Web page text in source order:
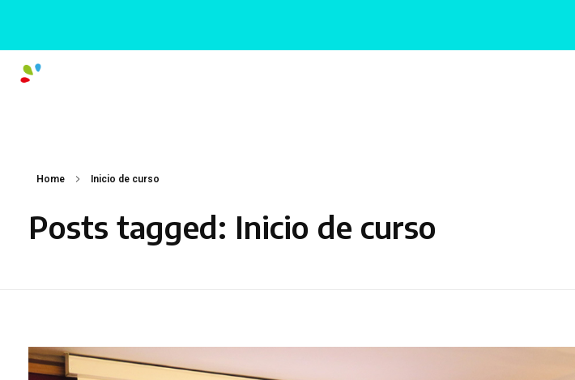
Home Inicio de curso
Posts tagged: Inicio de curso